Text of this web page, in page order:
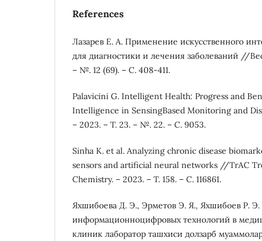
References
Лазарев Е. А. Применение искусственного
для диагностики и лечения заболеваний //
– №. 12 (69). – С. 408-411.
Palavicini G. Intelligent Health: Progress and
Intelligence in SensingBased Monitoring and
– 2023. – Т. 23. – №. 22. – С. 9053.
Sinha K. et al. Analyzing chronic disease
sensors and artificial neural networks //TrAC
Chemistry. – 2023. – Т. 158. – С. 116861.
Яхшибоева Д. Э., Эрметов Э. Я., Яхшибоев Р.
информационноцифровых технологий в
клиник лаборатор ташхиси долзарб